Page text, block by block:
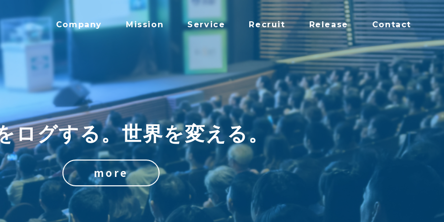
Company Mission Service Recruit Release Contact
ログする。世界を変える。
more